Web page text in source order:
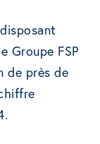
Groupe FSP
de près de